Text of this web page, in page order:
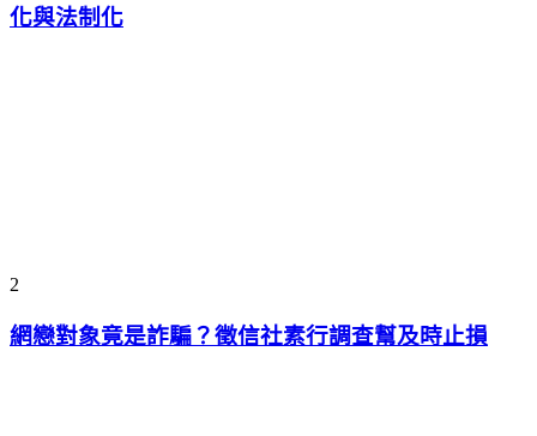
化與法制化
2
網戀對象竟是詐騙？徵信社素行調查幫及時止損